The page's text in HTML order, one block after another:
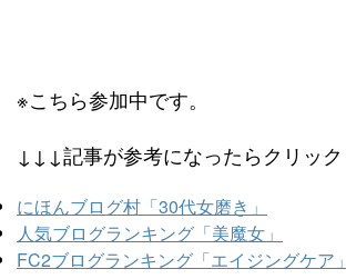
※こちら参加中です。
↓↓↓記事が参考になったらクリッ
にほんブログ村「30代女磨き」
人気ブログランキング「美魔女」
FC2ブログランキング「エイジングケア」